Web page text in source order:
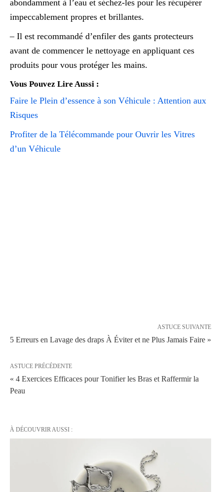
abondamment à l’eau et séchez-les pour les récupérer
impeccablement propres et brillantes.
– Il est recommandé d’enfiler des gants protecteurs
avant de commencer le nettoyage en appliquant ces
produits pour vous protéger les mains.
Vous Pouvez Lire Aussi :
Faire le Plein d’essence à son Véhicule : Attention aux
Risques
Profiter de la Télécommande pour Ouvrir les Vitres
d’un Véhicule
ASTUCE SUIVANTE
5 Erreurs en Lavage des draps À Éviter et ne Plus Jamais Faire »
ASTUCE PRÉCÉDENTE
« 4 Exercices Efficaces pour Tonifier les Bras et Raffermir la
Peau
À DÉCOUVRIR AUSSI :